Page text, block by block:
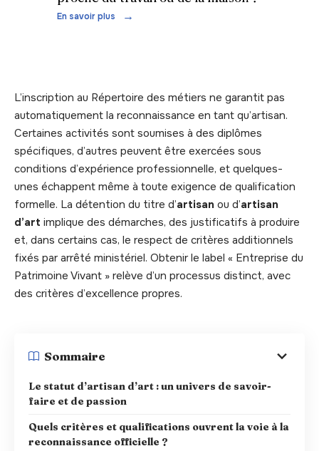
En savoir plus
L’inscription au Répertoire des métiers ne garantit pas
automatiquement la reconnaissance en tant qu’artisan.
Certaines activités sont soumises à des diplômes
spécifiques, d’autres peuvent être exercées sous
conditions d’expérience professionnelle, et quelques-
unes échappent même à toute exigence de qualification
formelle. La détention du titre d’artisan ou d’artisan
d’art implique des démarches, des justificatifs à produire
et, dans certains cas, le respect de critères additionnels
fixés par arrêté ministériel. Obtenir le label « Entreprise du
Patrimoine Vivant » relève d’un processus distinct, avec
des critères d’excellence propres.
Sommaire
Le statut d’artisan d’art : un univers de savoir-
faire et de passion
Quels critères et qualifications ouvrent la voie à la
reconnaissance officielle ?